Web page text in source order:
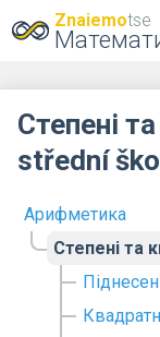
Znaiemotse
Арифметика
Степені та
Степені
střední